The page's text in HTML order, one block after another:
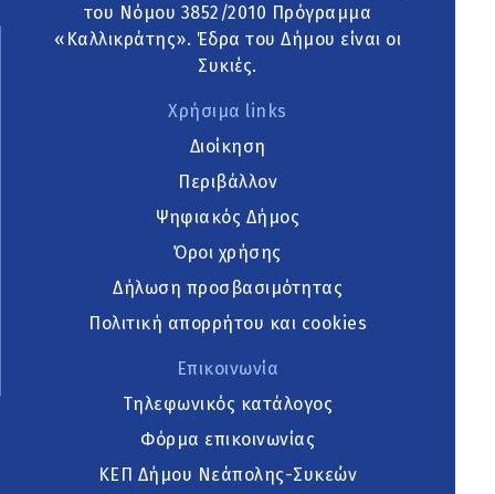
του Νόμου 3852/2010 Πρόγραμμα
«Καλλικράτης». Έδρα του Δήμου είναι οι
Συκιές.
Χρήσιμα links
Διοίκηση
Περιβάλλον
Ψηφιακός Δήμος
Όροι χρήσης
Δήλωση προσβασιμότητας
Πολιτική απορρήτου και cookies
Επικοινωνία
Τηλεφωνικός κατάλογος
Φόρμα επικοινωνίας
ΚΕΠ Δήμου Νεάπολης-Συκεών